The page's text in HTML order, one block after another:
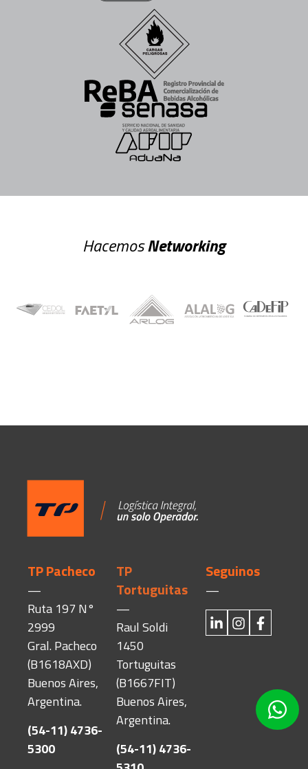
HacemosNetworking
TP Pacheco
—
Ruta 197 N°
2999
Gral. Pacheco
(B1618AXD)
Buenos Aires,
Argentina.
(54-11) 4736-
5300
TP
Tortuguitas
—
Raul Soldi
1450
Tortuguitas
(B1667FIT)
Buenos Aires,
Argentina.
(54-11) 4736-
Seguinos
—